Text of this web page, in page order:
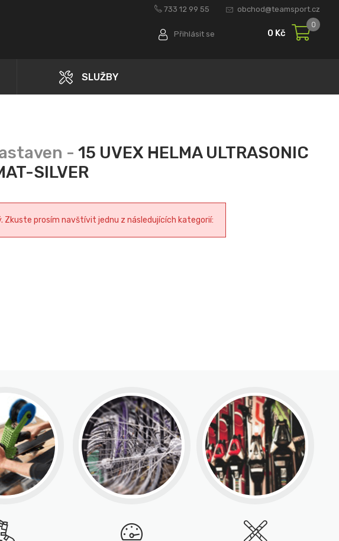
733 12 99 55 obchod@teamsport.cz
Přihlásit se 0 Kč
0
SLUŽBY
15 UVEX HELMA ULTRASONIC
SILVER
Zkuste prosím navštívit jednu z následujících kategorií: